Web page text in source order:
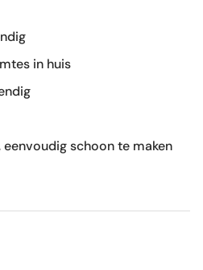
Nee
in huis
eenvoudig schoon te maken